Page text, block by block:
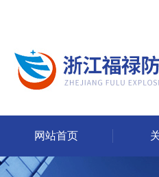
网站首页